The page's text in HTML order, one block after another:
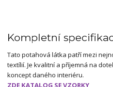
Kompletní
Tato potahová látka patří mezi
textílií. Je kvalitní a příjemná na
koncept daného interiéru.
ZDE KATALOG SE VZORKY